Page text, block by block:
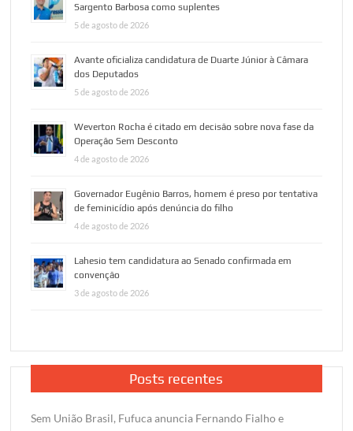
Sargento Barbosa como suplentes
5 de agosto de 2026
Avante oficializa candidatura de Duarte Júnior à Câmara
dos Deputados
5 de agosto de 2026
Weverton Rocha é citado em decisão sobre nova fase da
Operação Sem Desconto
4 de agosto de 2026
Governador Eugênio Barros, homem é preso por tentativa
de feminicídio após denúncia do filho
4 de agosto de 2026
Lahesio tem candidatura ao Senado confirmada em
convenção
3 de agosto de 2026
Posts recentes
Sem União Brasil, Fufuca anuncia Fernando Fialho e